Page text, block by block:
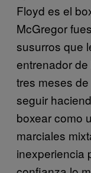
Floyd es el
McGregor
susurros que
entrenador
tres meses
seguir
boxear como
marciales
inexperiencia